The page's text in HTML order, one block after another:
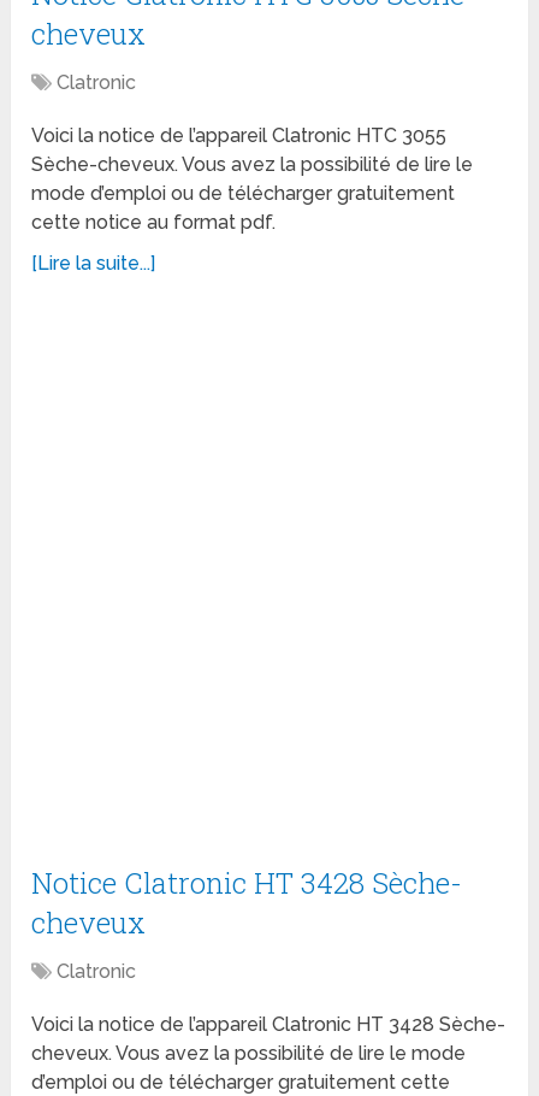
cheveux
Clatronic
Voici la notice de l’appareil Clatronic HTC 3055
Sèche-cheveux. Vous avez la possibilité de lire le
mode d’emploi ou de télécharger gratuitement
cette notice au format pdf.
[Lire la suite...]
Notice Clatronic HT 3428 Sèche-
cheveux
Clatronic
Voici la notice de l’appareil Clatronic HT 3428 Sèche-
cheveux. Vous avez la possibilité de lire le mode
d’emploi ou de télécharger gratuitement cette